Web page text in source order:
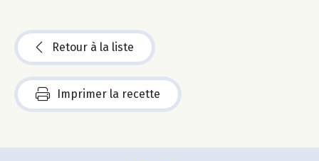
Retour à la liste
Imprimer la recette